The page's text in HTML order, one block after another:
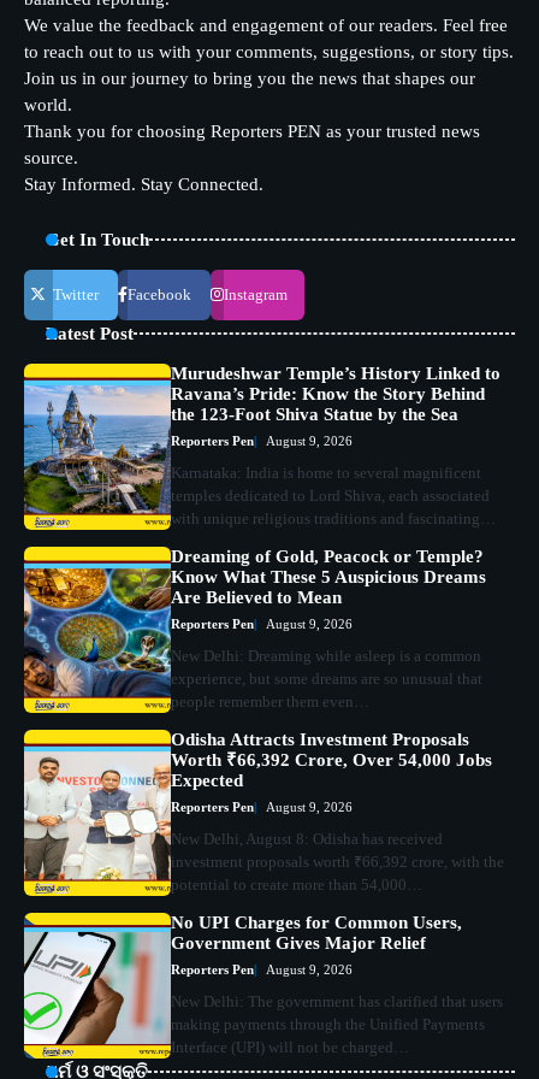
We value the feedback and engagement of our readers. Feel free
to reach out to us with your comments, suggestions, or story tips.
Join us in our journey to bring you the news that shapes our
world.
Thank you for choosing Reporters PEN as your trusted news
source.
Stay Informed. Stay Connected.
Get In Touch
Twitter Facebook Instagram
Latest Post
Murudeshwar Temple’s History Linked to
Ravana’s Pride: Know the Story Behind
the 123-Foot Shiva Statue by the Sea
Reporters Pen August 9, 2026
Karnataka: India is home to several magnificent
temples dedicated to Lord Shiva, each associated
with unique religious traditions and fascinating…
Dreaming of Gold, Peacock or Temple?
Know What These 5 Auspicious Dreams
Are Believed to Mean
Reporters Pen August 9, 2026
New Delhi: Dreaming while asleep is a common
experience, but some dreams are so unusual that
people remember them even…
Odisha Attracts Investment Proposals
Worth ₹66,392 Crore, Over 54,000 Jobs
Expected
Reporters Pen August 9, 2026
New Delhi, August 8: Odisha has received
investment proposals worth ₹66,392 crore, with the
potential to create more than 54,000…
No UPI Charges for Common Users,
Government Gives Major Relief
Reporters Pen August 9, 2026
New Delhi: The government has clarified that users
making payments through the Unified Payments
Interface (UPI) will not be charged…
ଧର୍ମ ଓ ସଂସ୍କୃତି